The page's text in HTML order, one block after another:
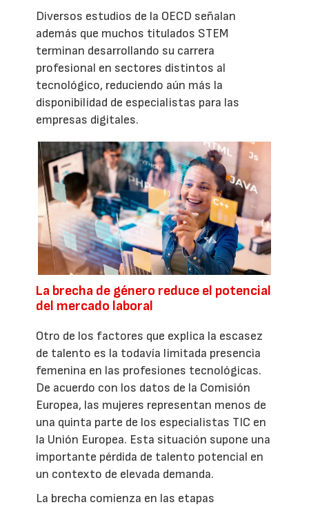
Diversos estudios de la OECD señalan
además que muchos titulados STEM
terminan desarrollando su carrera
profesional en sectores distintos al
tecnológico, reduciendo aún más la
disponibilidad de especialistas para las
empresas digitales.
La brecha de género reduce el potencial
del mercado laboral
Otro de los factores que explica la escasez
de talento es la todavía limitada presencia
femenina en las profesiones tecnológicas.
De acuerdo con los datos de la Comisión
Europea, las mujeres representan menos de
una quinta parte de los especialistas TIC en
la Unión Europea. Esta situación supone una
importante pérdida de talento potencial en
un contexto de elevada demanda.
La brecha comienza en las etapas